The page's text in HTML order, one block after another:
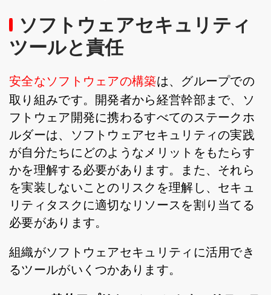
ソフトウェアセキュリティ
ツールと責任
安全なソフトウェアの構築は、グループでの
取り組みです。開発者から経営幹部まで、ソ
フトウェア開発に携わるすべてのステークホ
ルダーは、ソフトウェアセキュリティの実践
が自分たちにどのようなメリットをもたらす
かを理解する必要があります。また、それら
を実装しないことのリスクを理解し、セキュ
リティタスクに適切なリソースを割り当てる
必要があります。
組織がソフトウェアセキュリティに活用でき
るツールがいくつかあります。